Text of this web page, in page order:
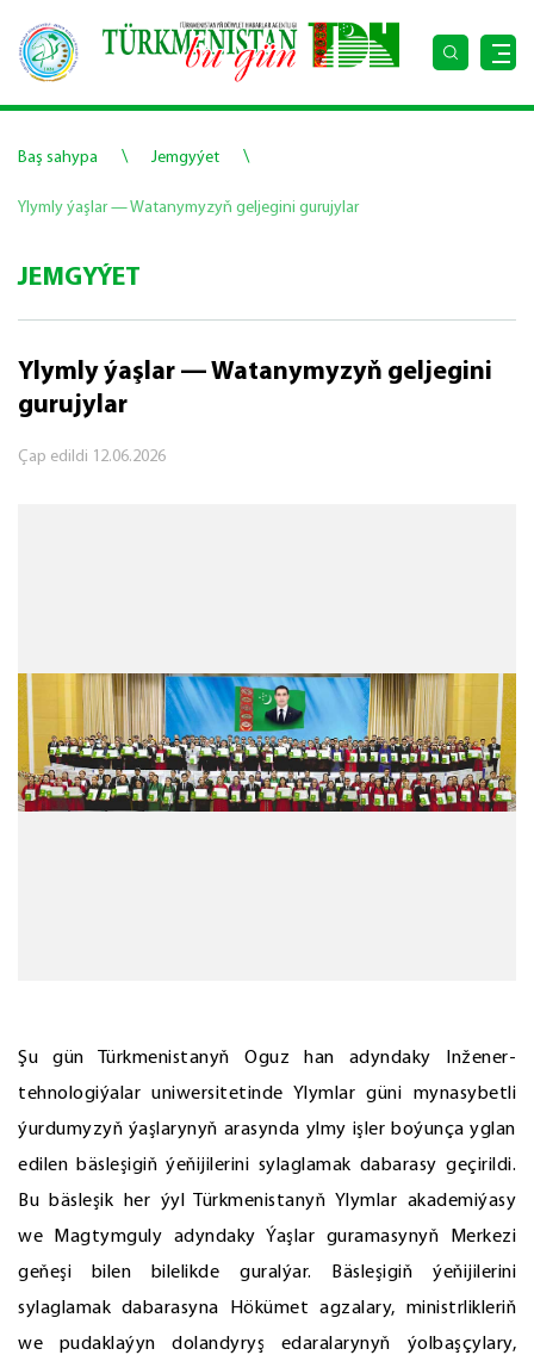
Baş sahypa \ Jemgyýet \
Ylymly ýaşlar — Watanymyzyň geljegini gurujylar
JEMGYÝET
Ylymly ýaşlar — Watanymyzyň geljegini
gurujylar
Çap edildi 12.06.2026
Şu gün Türkmenistanyň Oguz han adyndaky Inžener-
tehnologiýalar uniwersitetinde Ylymlar güni mynasybetli
ýurdumyzyň ýaşlarynyň arasynda ylmy işler boýunça yglan
edilen bäsleşigiň ýeňijilerini sylaglamak dabarasy geçirildi.
Bu bäsleşik her ýyl Türkmenistanyň Ylymlar akademiýasy
we Magtymguly adyndaky Ýaşlar guramasynyň Merkezi
geňeşi bilen bilelikde guralýar. Bäsleşigiň ýeňijilerini
sylaglamak dabarasyna Hökümet agzalary, ministrlikleriň
we pudaklaýyn dolandyryş edaralarynyň ýolbaşçylary,